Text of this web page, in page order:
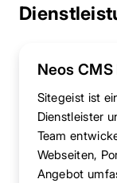
Neos
Sitegeist ist
Dienstleister
Team
Webseiten,
Angebot